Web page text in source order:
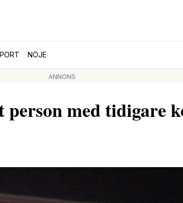
NÖJE
ANNONS
med tidigare